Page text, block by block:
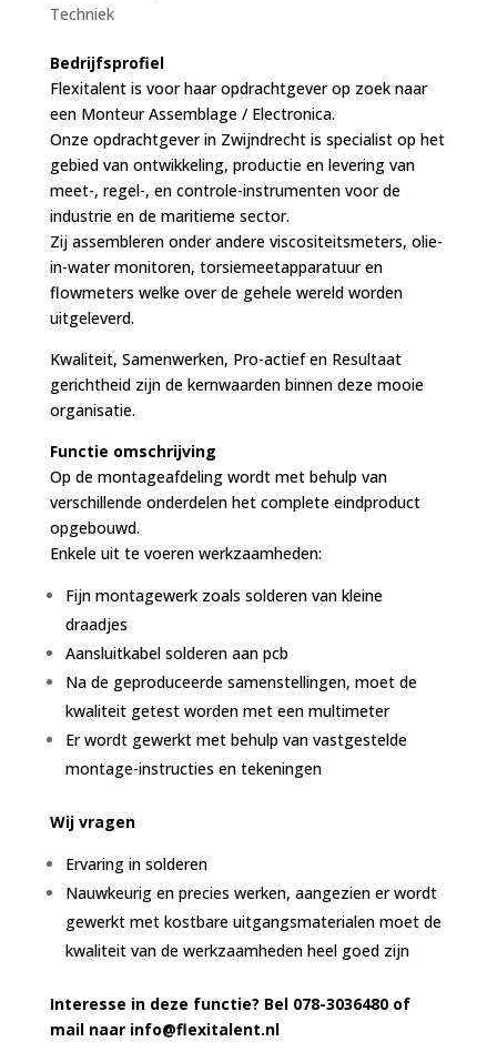
Techniek
Bedrijfsprofiel
Flexitalent is voor haar opdrachtgever op zoek naar
een Monteur Assemblage / Electronica.
Onze opdrachtgever in Zwijndrecht is specialist op het
gebied van ontwikkeling, productie en levering van
meet-, regel-, en controle-instrumenten voor de
industrie en de maritieme sector.
Zij assembleren onder andere viscositeitsmeters, olie-
in-water monitoren, torsiemeetapparatuur en
flowmeters welke over de gehele wereld worden
uitgeleverd.
Kwaliteit, Samenwerken, Pro-actief en Resultaat
gerichtheid zijn de kernwaarden binnen deze mooie
organisatie.
Functie omschrijving
Op de montageafdeling wordt met behulp van
verschillende onderdelen het complete eindproduct
opgebouwd.
Enkele uit te voeren werkzaamheden:
Fijn montagewerk zoals solderen van kleine
draadjes
Aansluitkabel solderen aan pcb
Na de geproduceerde samenstellingen, moet de
kwaliteit getest worden met een multimeter
Er wordt gewerkt met behulp van vastgestelde
montage-instructies en tekeningen
Wij vragen
Ervaring in solderen
Nauwkeurig en precies werken, aangezien er wordt
gewerkt met kostbare uitgangsmaterialen moet de
kwaliteit van de werkzaamheden heel goed zijn
Interesse in deze functie? Bel 078-3036480 of
mail naar info@flexitalent.nl